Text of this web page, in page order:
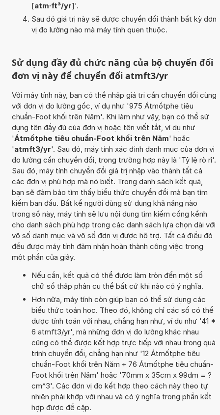
[atm·ft³/yr]'.
Sau đó giá trị này sẽ được chuyển đổi thành bất kỳ đơn
vị đo lường nào mà máy tính quen thuộc.
Sử dụng đầy đủ chức năng của bộ chuyển đổi
đơn vị này để chuyển đổi atmft3/yr
Với máy tính này, bạn có thể nhập giá trị cần chuyển đổi cùng
với đơn vị đo lường gốc, ví dụ như '975 Átmốtphe tiêu
chuẩn-Foot khối trên Năm'. Khi làm như vậy, bạn có thể sử
dụng tên đầy đủ của đơn vị hoặc tên viết tắt, ví dụ như
'Átmốtphe tiêu chuẩn-Foot khối trên Năm' hoặc
'atmft3/yr'. Sau đó, máy tính xác định danh mục của đơn vị
đo lường cần chuyển đổi, trong trường hợp này là 'Tỷ lệ rò rỉ'.
Sau đó, máy tính chuyển đổi giá trị nhập vào thành tất cả
các đơn vị phù hợp mà nó biết. Trong danh sách kết quả,
bạn sẽ đảm bảo tìm thấy biểu thức chuyển đổi mà bạn tìm
kiếm ban đầu. Bất kể người dùng sử dụng khả năng nào
trong số này, máy tính sẽ lưu nội dung tìm kiếm cồng kềnh
cho danh sách phù hợp trong các danh sách lựa chọn dài với
vô số danh mục và vô số đơn vị được hỗ trợ. Tất cả điều đó
đều được máy tính đảm nhận hoàn thành công việc trong
một phần của giây.
Nếu cần, kết quả có thể được làm tròn đến một số
chữ số thập phân cụ thể bất cứ khi nào có ý nghĩa.
Hơn nữa, máy tính còn giúp bạn có thể sử dụng các
biểu thức toán học. Theo đó, không chỉ các số có thể
được tính toán với nhau, chẳng hạn như, ví dụ như '41 *
6 atmft3/yr', mà những đơn vị đo lường khác nhau
cũng có thể được kết hợp trực tiếp với nhau trong quá
trình chuyển đổi, chẳng hạn như '12 Átmốtphe tiêu
chuẩn-Foot khối trên Năm + 76 Átmốtphe tiêu chuẩn-
Foot khối trên Năm' hoặc '70mm x 35cm x 99dm = ?
cm^3'. Các đơn vị đo kết hợp theo cách này theo tự
nhiên phải khớp với nhau và có ý nghĩa trong phần kết
hợp được đề cập.